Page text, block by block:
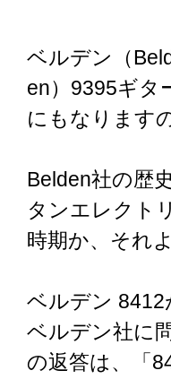
ベルデン（
en）9395ギタ
にもなります
Belden社の歴
タンエレクト
時期か、それ
ベルデン
ベルデン社に
の返答は、「